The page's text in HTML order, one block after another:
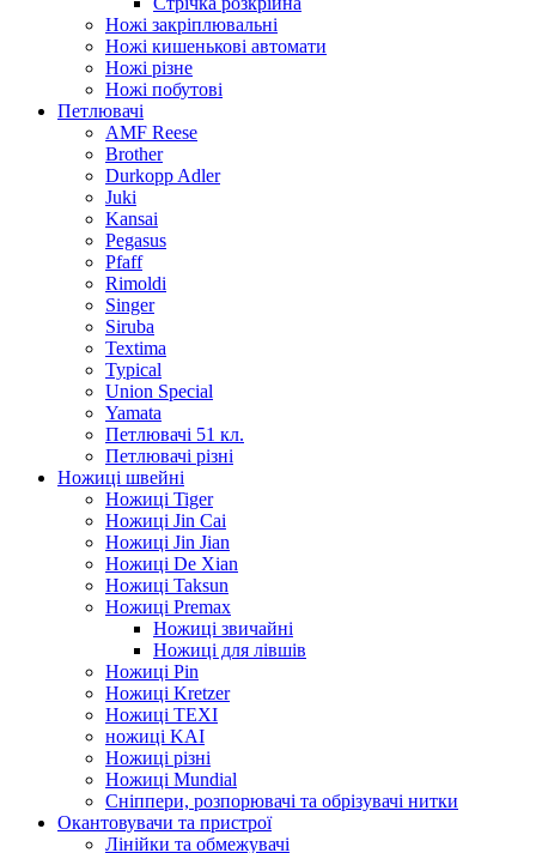
Ножі закріплювальні
Ножі кишенькові автомати
Ножі різне
Ножі побутові
Петлювачі
AMF Reese
Brother
Durkopp Adler
Juki
Kansai
Pegasus
Pfaff
Rimoldi
Singer
Siruba
Textima
Typical
Union Special
Yamata
Петлювачі 51 кл.
Петлювачі різні
Ножиці швейні
Ножиці Tiger
Ножиці Jin Cai
Ножиці Jin Jian
Ножиці De Xian
Ножиці Taksun
Ножиці Premax
Ножиці звичайні
Ножиці для лівшів
Ножиці Pin
Ножиці Kretzer
Ножиці TEXI
ножиці KAI
Ножиці різні
Ножиці Mundial
Сніппери, розпорювачі та обрізувачі нитки
Окантовувачи та пристрої
Лінійки та обмежувачі